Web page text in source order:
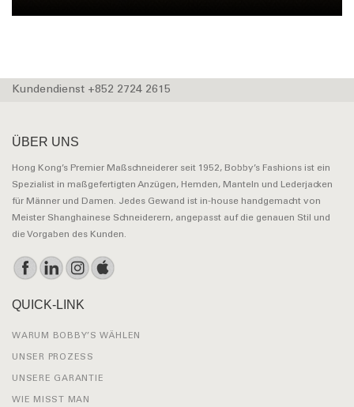
Kundendienst +852 2724 2615
ÜBER UNS
Hong Kong’s Premier Maßschneiderer seit 1952, Bobby’s Fashions ist ein
Spezialist in maßgefertigten Anzügen, Hemden, Manteln und Lederjacken
für Männer und Damen. Jedes Gewand ist in-house handgemacht von
Meister Shanghainese Schneiderern, angepasst auf die genauen Stil und
die Vorgaben des Kunden.
QUICK-LINK
WARUM BOBBY’S WÄHLEN
UNSER PROZESS
UNSERE GARANTIE
WIE MISST MAN